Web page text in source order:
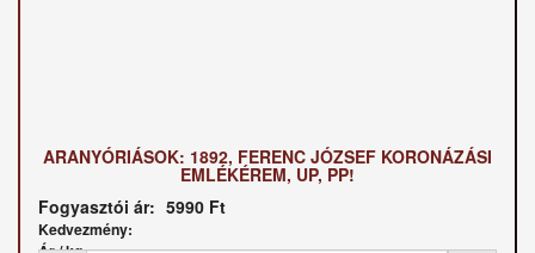
ARANYÓRIÁSOK: 1892, FERENC JÓZSEF KORONÁZÁSI
EMLÉKÉREM, UP, PP!
Fogyasztói ár: 5990 Ft
Kedvezmény: